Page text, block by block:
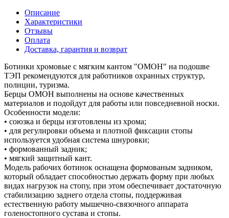
Описание
Характеристики
Отзывы
Оплата
Доставка, гарантия и возврат
Ботинки хромовые с мягким кантом "ОМОН" на подошве
ТЭП рекомендуются для работников охранных структур,
полиции, туризма.
Берцы ОМОН выполнены на основе качественных
материалов и подойдут для работы или повседневной носки.
Особенности модели:
• союзка и берцы изготовлены из хрома;
• для регулировки объема и плотной фиксации стопы
используется удобная система шнуровки;
• формованный задник;
• мягкий защитный кант.
Модель рабочих ботинок оснащена формованым задником,
который обладает способностью держать форму при любых
видах нагрузок на стопу, при этом обеспечивает достаточную
стабилизацию заднего отдела стопы, поддерживая
естественную работу мышечно-связочного аппарата
голеностопного сустава и стопы.